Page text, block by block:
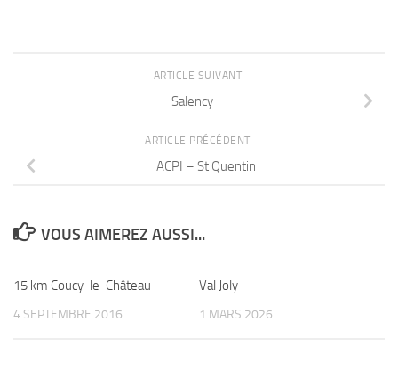
ARTICLE SUIVANT
Salency
ARTICLE PRÉCÉDENT
ACPI – St Quentin
VOUS AIMEREZ AUSSI...
15 km Coucy-le-Château
4 SEPTEMBRE 2016
Val Joly
1 MARS 2026